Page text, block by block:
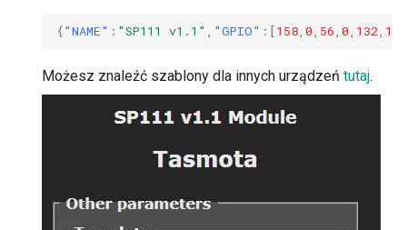
{"NAME" : "SP111 v1.1" , "GPIO" :[158, 0, 56, 0, 132, 134
Możesz znaleźć szablony dla innych urządzeń tutaj.